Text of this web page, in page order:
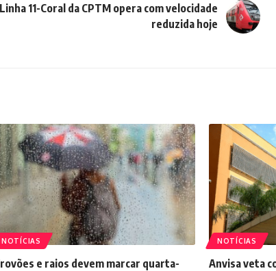
Linha 11-Coral da CPTM opera com velocidade
reduzida hoje
NOTÍCIAS
e raios devem marcar quarta-
NOTÍCIAS
Anvisa veta